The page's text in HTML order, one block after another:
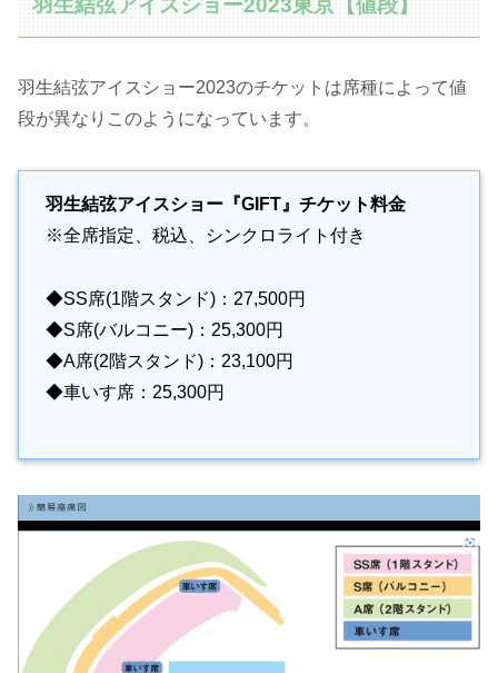
羽生結弦アイスショー2023東京【値段】
羽生結弦アイスショー2023のチケットは席種によって値
段が異なりこのようになっています。
羽生結弦アイスショー『GIFT』チケット料金
※全席指定、税込、シンクロライト付き
◆SS席(1階スタンド)：27,500円
◆S席(バルコニー)：25,300円
◆A席(2階スタンド)：23,100円
◆車いす席：25,300円